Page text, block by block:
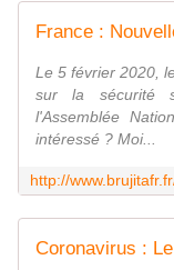
Le 5 février 2020,
sur la sécurité
l'Assemblée
intéressé ? Moi...